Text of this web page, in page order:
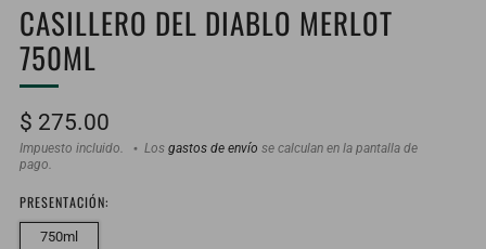
CASILLERO DEL DIABLO MERLOT
750ML
Precio
habitual
$ 275.00
Impuesto incluido. Los gastos de envío se calculan en la pantalla de
pago.
PRESENTACIÓN:
750ml